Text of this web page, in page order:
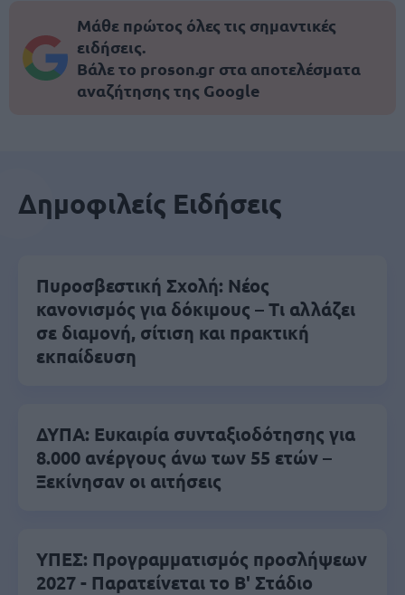
Μάθε πρώτος όλες τις σημαντικές
ειδήσεις.
Βάλε το proson.gr στα αποτελέσματα
αναζήτησης της Google
Δημοφιλείς Ειδήσεις
Πυροσβεστική Σχολή: Νέος
κανονισμός για δόκιμους – Τι αλλάζει
σε διαμονή, σίτιση και πρακτική
εκπαίδευση
ΔΥΠΑ: Ευκαιρία συνταξιοδότησης για
8.000 ανέργους άνω των 55 ετών –
Ξεκίνησαν οι αιτήσεις
ΥΠΕΣ: Προγραμματισμός προσλήψεων
2027 - Παρατείνεται το Β' Στάδιο